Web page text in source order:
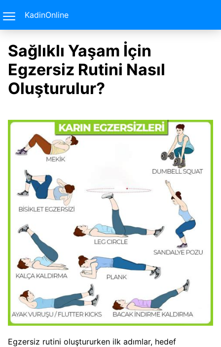
KadinOnline
Sağlıklı Yaşam İçin
Egzersiz Rutini Nasıl
Oluşturulur?
Egzersiz rutini oluştururken ilk adımlar, hedef